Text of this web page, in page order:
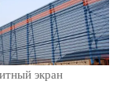
экран